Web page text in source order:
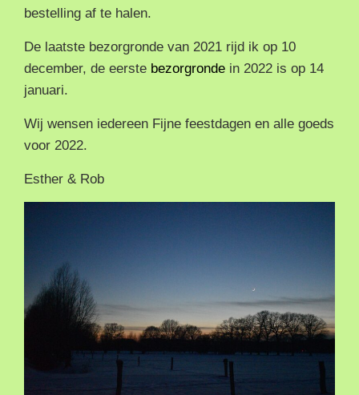
bestelling af te halen.
De laatste bezorgronde van 2021 rijd ik op 10
december, de eerste bezorgronde in 2022 is op 14
januari.
Wij wensen iedereen Fijne feestdagen en alle goeds
voor 2022.
Esther & Rob